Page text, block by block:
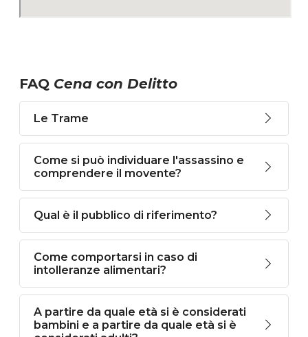
FAQ Cena con Delitto
Le Trame
Come si può individuare l'assassino e
comprendere il movente?
Qual è il pubblico di riferimento?
Come comportarsi in caso di
intolleranze alimentari?
A partire da quale età si è considerati
bambini e a partire da quale età si è